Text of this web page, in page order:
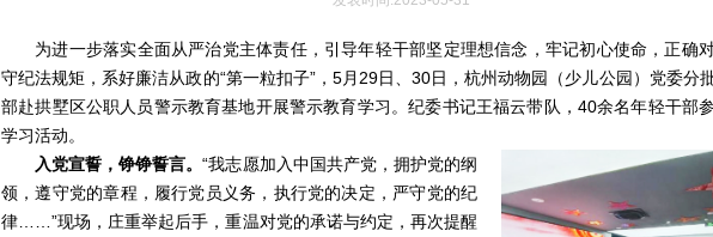
为进一步落实全面从严治党主体责任，引导年轻干部坚定理想信念，牢记初心使命，正确
守纪法规矩，系好廉洁从政的“第一粒扣子”，5月29日、30日，杭州动物园（少儿公园）党委分
部赴拱墅区公职人员警示教育基地开展警示教育学习。纪委书记王福云带队，40余名年轻干部
学习活动。
入党宣誓，铮铮誓言。“我志愿加入中国共产党，拥护党的纲
领，遵守党的章程，履行党员义务，执行党的决定，严守党的纪
律……”现场，庄重举起后手，重温对党的承诺与约定，再次提醒